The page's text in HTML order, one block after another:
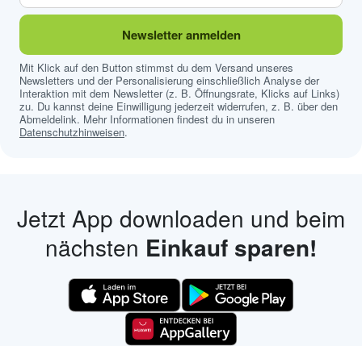
Newsletter anmelden
Mit Klick auf den Button stimmst du dem Versand unseres
Newsletters und der Personalisierung einschließlich Analyse der
Interaktion mit dem Newsletter (z. B. Öffnungsrate, Klicks auf Links)
zu. Du kannst deine Einwilligung jederzeit widerrufen, z. B. über den
Abmeldelink. Mehr Informationen findest du in unseren
Datenschutzhinweisen.
Jetzt App downloaden und beim
nächsten Einkauf sparen!